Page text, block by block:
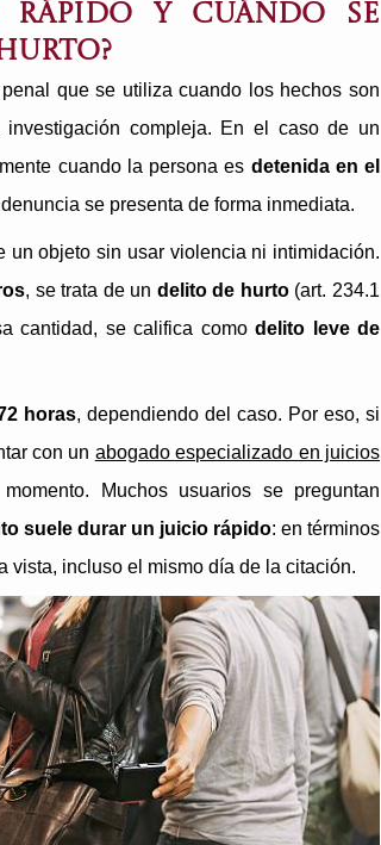
rápido y cuándo se
que se utiliza cuando los hechos son
compleja. En el caso de un
cuando la persona es detenida en el
se presenta de forma inmediata.
un objeto sin usar violencia ni intimidación.
, se trata de un delito de hurto(art. 234.1
cantidad, se califica comodelito leve de
horas, dependiendo del caso. Por eso, si
con un abogado especializado en juicios
Muchos usuarios se preguntan
suele durar un juicio rápido: en términos
vista, incluso el mismo día de la citación.